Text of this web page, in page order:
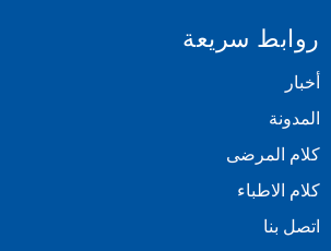
روابط سريعة
أخبار
المدونة
كلام المرضى
كلام الاطباء
اتصل بنا